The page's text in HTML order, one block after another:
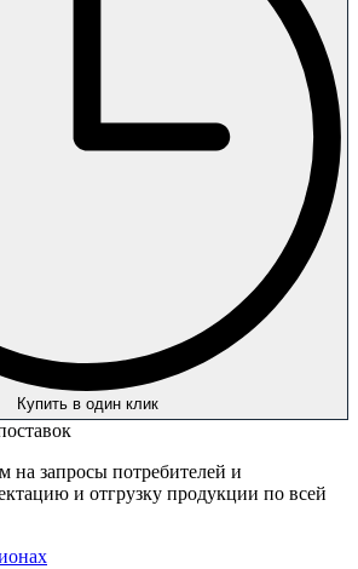
Купить в один клик
на запросы потребителей и
и отгрузку продукции по всей